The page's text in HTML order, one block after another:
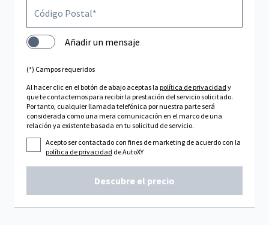
Añadir un mensaje
(*) Campos requeridos
Al hacer clic en el botón de abajo aceptas la política de privacidad y
que te contactemos para recibir la prestación del servicio solicitado.
Por tanto, cualquier llamada telefónica por nuestra parte será
considerada como una mera comunicación en el marco de una
relación ya existente basada en tu solicitud de servicio.
Acepto ser contactado con fines de marketing de acuerdo con la
política de privacidad de AutoXY
Descubre el precio